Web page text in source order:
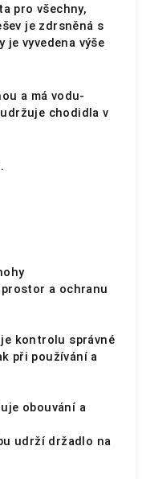
pro všechny,
je zdrsněná s
je vyvedena výše
a má vodu-
chodidla v
a ochranu
kontrolu správné
při používání a
obouvání a
udrží držadlo na